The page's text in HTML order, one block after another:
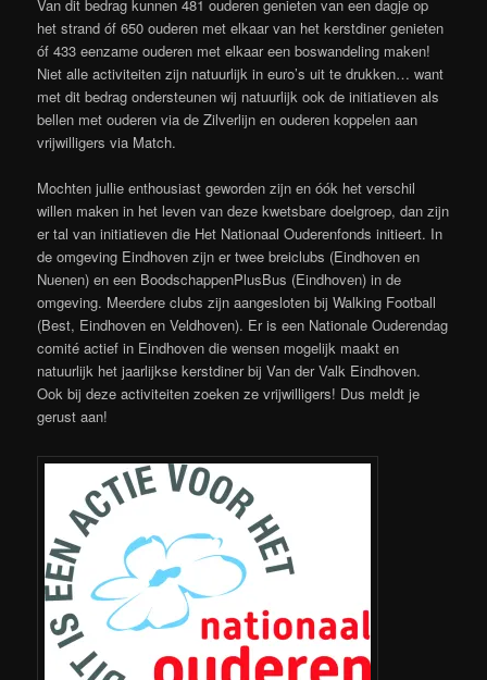
Van dit bedrag kunnen 481 ouderen genieten van een dagje op
het strand óf 650 ouderen met elkaar van het kerstdiner genieten
óf 433 eenzame ouderen met elkaar een boswandeling maken!
Niet alle activiteiten zijn natuurlijk in euro’s uit te drukken… want
met dit bedrag ondersteunen wij natuurlijk ook de initiatieven als
bellen met ouderen via de Zilverlijn en ouderen koppelen aan
vrijwilligers via Match.
Mochten jullie enthousiast geworden zijn en óók het verschil
willen maken in het leven van deze kwetsbare doelgroep, dan zijn
er tal van initiatieven die Het Nationaal Ouderenfonds initieert. In
de omgeving Eindhoven zijn er twee breiclubs (Eindhoven en
Nuenen) en een BoodschappenPlusBus (Eindhoven) in de
omgeving. Meerdere clubs zijn aangesloten bij Walking Football
(Best, Eindhoven en Veldhoven). Er is een Nationale Ouderendag
comité actief in Eindhoven die wensen mogelijk maakt en
natuurlijk het jaarlijkse kerstdiner bij Van der Valk Eindhoven.
Ook bij deze activiteiten zoeken ze vrijwilligers! Dus meldt je
gerust aan!